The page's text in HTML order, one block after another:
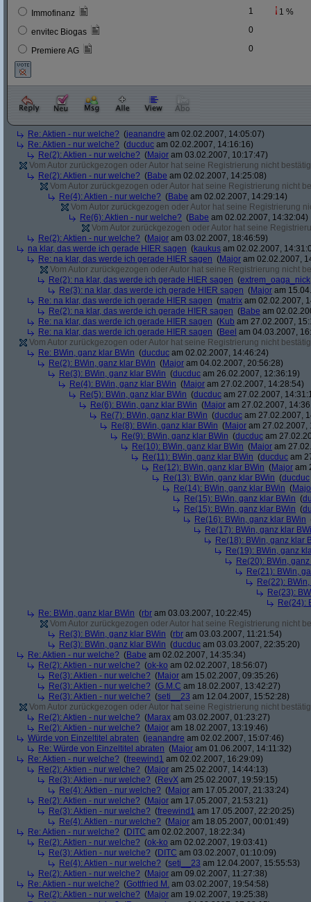
Immofinanz 1 1 %
envitec Biogas 0
Premiere AG 0
Re: Aktien - nur welche? (jeanandre am 02.02.2007, 14:05:07)
Re: Aktien - nur welche? (ducduc am 02.02.2007, 14:16:16)
Re(2): Aktien - nur welche? (Major am 03.02.2007, 10:17:47)
Vom Autor zurückgezogen oder Autor hat seine Registrierung nicht
Re(2): Aktien - nur welche? (Babe am 02.02.2007, 14:25:08)
Vom Autor zurückgezogen oder Autor hat seine Registrierung nicht
Re(4): Aktien - nur welche? (Babe am 02.02.2007, 14:29:14)
Vom Autor zurückgezogen oder Autor hat seine Registrierung
Re(6): Aktien - nur welche? (Babe am 02.02.2007, 14:32:04)
Vom Autor zurückgezogen oder Autor hat seine
Re(2): Aktien - nur welche? (Major am 03.02.2007, 18:46:59)
na klar, das werde ich gerade HIER sagen (kaukus am 02.02.2007,
Re: na klar, das werde ich gerade HIER sagen (Major am 02.02.2007,
Vom Autor zurückgezogen oder Autor hat seine Registrierung nicht
Re(2): na klar, das werde ich gerade HIER sagen (extrem_oaga_nick
Re(3): na klar, das werde ich gerade HIER sagen (Major am
Re: na klar, das werde ich gerade HIER sagen (matrix am 02.02.2007,
Re(2): na klar, das werde ich gerade HIER sagen (Babe am
Re: na klar, das werde ich gerade HIER sagen (Kub am 27.02.2007,
Re: na klar, das werde ich gerade HIER sagen (Beel am 04.03.2007,
Vom Autor zurückgezogen oder Autor hat seine Registrierung nicht
Re: BWin, ganz klar BWin (ducduc am 02.02.2007, 14:46:24)
Re(2): BWin, ganz klar BWin (Major am 04.02.2007, 20:56:28)
Re(3): BWin, ganz klar BWin (ducduc am 26.02.2007, 12:36:19)
Re(4): BWin, ganz klar BWin (Major am 27.02.2007, 14:28:54)
Re(5): BWin, ganz klar BWin (ducduc am 27.02.2007,
Re(6): BWin, ganz klar BWin (Major am 27.02.2007,
Re(7): BWin, ganz klar BWin (ducduc am 27.02.2007,
Re(8): BWin, ganz klar BWin (Major am 27.02.2007,
Re(9): BWin, ganz klar BWin (ducduc am
Re(10): BWin, ganz klar BWin (Major am
Re(11): BWin, ganz klar BWin (ducduc am
Re(12): BWin, ganz klar BWin (Major am
Re(13): BWin, ganz klar BWin (ducduc
Re(14): BWin, ganz klar BWin (
Re(15): BWin, ganz klar BWin (
Re(15): BWin, ganz klar BWin (
Re(16): BWin, ganz klar BWin
Re(17): BWin, ganz klar
Re(18): BWin, ganz klar
Re(19): BWin, ganz
Re(20): BWin,
Re(21): BWin,
Re(22):
Re(23):
Re(24):
Re: BWin, ganz klar BWin (rbr am 03.03.2007, 10:22:45)
Vom Autor zurückgezogen oder Autor hat seine Registrierung nicht
Re(3): BWin, ganz klar BWin (rbr am 03.03.2007, 11:21:54)
Re(3): BWin, ganz klar BWin (ducduc am 03.03.2007, 22:35:20)
Re: Aktien - nur welche? (Babe am 02.02.2007, 14:35:34)
Re(2): Aktien - nur welche? (ok-ko am 02.02.2007, 18:56:07)
Re(3): Aktien - nur welche? (Major am 15.02.2007, 09:35:26)
Re(3): Aktien - nur welche? (G.M.C am 18.02.2007, 13:42:27)
Re(3): Aktien - nur welche? (seti__23 am 12.04.2007, 15:52:28)
Vom Autor zurückgezogen oder Autor hat seine Registrierung nicht
Re(2): Aktien - nur welche? (Marax am 03.02.2007, 01:23:27)
Re(2): Aktien - nur welche? (Major am 18.02.2007, 13:19:46)
Würde von Einzeltitel abraten (jeanandre am 02.02.2007, 15:07:46)
Re: Würde von Einzeltitel abraten (Major am 01.06.2007, 14:11:32)
Re: Aktien - nur welche? (freewind1 am 02.02.2007, 16:29:09)
Re(2): Aktien - nur welche? (Major am 25.02.2007, 14:44:13)
Re(3): Aktien - nur welche? (RevX am 25.02.2007, 19:59:15)
Re(4): Aktien - nur welche? (Major am 17.05.2007, 21:33:24)
Re(2): Aktien - nur welche? (Major am 17.05.2007, 21:53:21)
Re(3): Aktien - nur welche? (freewind1 am 17.05.2007, 22:20:25)
Re(4): Aktien - nur welche? (Major am 18.05.2007, 00:01:49)
Re: Aktien - nur welche? (DITC am 02.02.2007, 18:22:34)
Re(2): Aktien - nur welche? (ok-ko am 02.02.2007, 19:03:41)
Re(3): Aktien - nur welche? (DITC am 03.02.2007, 01:10:09)
Re(4): Aktien - nur welche? (seti__23 am 12.04.2007, 15:55:53)
Re(2): Aktien - nur welche? (Major am 09.02.2007, 11:27:38)
Re: Aktien - nur welche? (Gottfried M. am 03.02.2007, 19:54:58)
Re(2): Aktien - nur welche? (Major am 19.02.2007, 19:25:38)